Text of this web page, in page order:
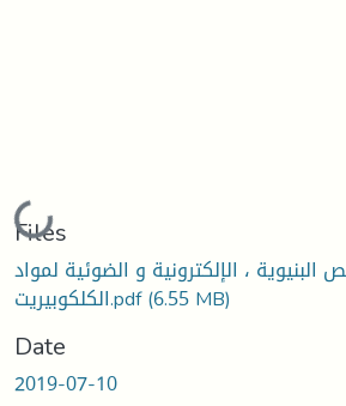
Loading...
Files
، الإلكترونية و الضوئية لمواد
الكلكوبيريت.pdf(6.55 MB)
Date
2019-07-10